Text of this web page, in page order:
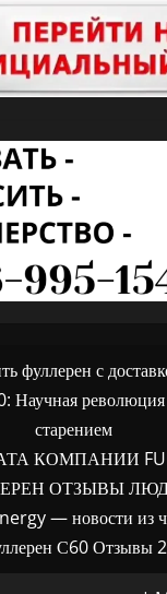
фуллерен с
Научная революция
старением
КОМПАНИИ
ОТЗЫВЫ
— новости из
С60 Отзывы 2